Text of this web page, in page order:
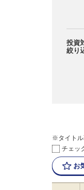
投資
絞り
※タイトル
チェッ
お